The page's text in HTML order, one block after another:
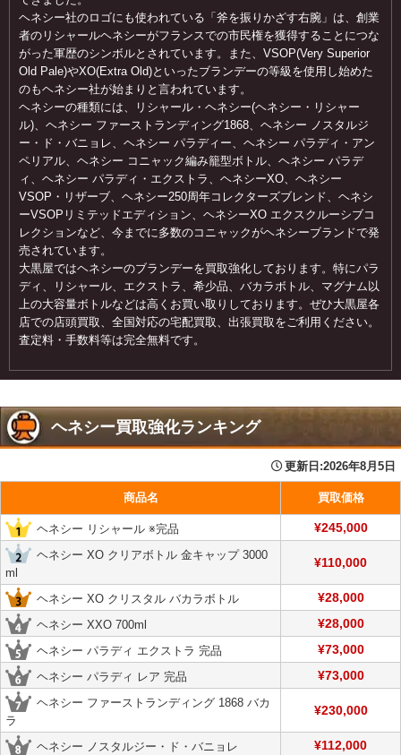
ヘネシー社のロゴにも使われている「斧を振りかざす右腕」は、創業
者のリシャールヘネシーがフランスでの市民権を獲得することにつな
がった軍歴のシンボルとされています。また、VSOP(Very Superior
Old Pale)やXO(Extra Old)といったブランデーの等級を使用し始めた
のもヘネシー社が始まりと言われています。
ヘネシーの種類には、リシャール・ヘネシー(ヘネシー・リシャー
ル)、ヘネシー ファーストランディング1868、ヘネシー ノスタルジ
ー・ド・バニョレ、ヘネシー パラディー、ヘネシー パラディ・アン
ペリアル、ヘネシー コニャック編み籠型ボトル、ヘネシー パラデ
ィ、ヘネシー パラディ・エクストラ、ヘネシーXO、ヘネシー
VSOP・リザーブ、ヘネシー250周年コレクターズブレンド、ヘネシ
ーVSOPリミテッドエディション、ヘネシーXO エクスクルーシブコ
レクションなど、今までに多数のコニャックがヘネシーブランドで発
売されています。
大黒屋ではヘネシーのブランデーを買取強化しております。特にパラ
ディ、リシャール、エクストラ、希少品、バカラボトル、マグナム以
上の大容量ボトルなどは高くお買い取りしております。ぜひ大黒屋各
店での店頭買取、全国対応の宅配買取、出張買取をご利用ください。
査定料・手数料等は完全無料です。
ヘネシー買取強化ランキング
更新日:2026年8月5日
商品名 買取価格
ヘネシー リシャール ※完品 ¥245,000
ヘネシー XO クリアボトル 金キャップ 3000
ml
¥110,000
ヘネシー XO クリスタル バカラボトル ¥28,000
ヘネシー XXO 700ml ¥28,000
ヘネシー パラディ エクストラ 完品 ¥73,000
ヘネシー パラディ レア 完品 ¥73,000
ヘネシー ファーストランディング 1868 バカ
ラ
¥230,000
ヘネシー ノスタルジー・ド・バニョレ ¥112,000